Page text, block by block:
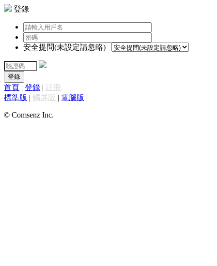
登錄
安全提問(未設定請忽略)
登錄
首頁 | 登錄 | 註冊
標準版 | 觸屏版 | 電腦版 |
© Comsenz Inc.